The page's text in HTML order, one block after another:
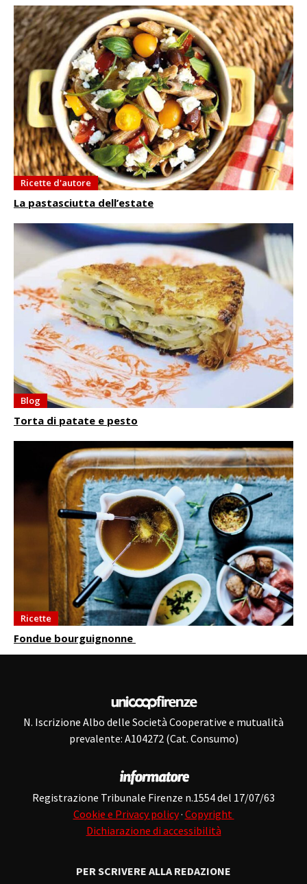
Ricette d'autore
La pastasciutta dell’estate
Blog
Torta di patate e pesto
Ricette
Fondue bourguignonne
N. Iscrizione Albo delle Società Cooperative e mutualità
prevalente: A104272 (Cat. Consumo)
Registrazione Tribunale Firenze n.1554 del 17/07/63
Cookie e Privacy policy· Copyright
Dichiarazione di accessibilità
PER SCRIVERE ALLA REDAZIONE